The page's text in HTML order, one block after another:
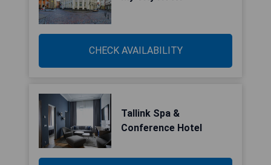
CHECK AVAILABILITY
Tallink Spa &
Conference Hotel